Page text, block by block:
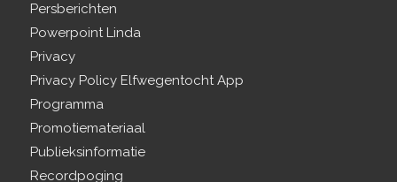
Persberichten
Powerpoint Linda
Privacy
Privacy Policy Elfwegentocht App
Programma
Promotiemateriaal
Publieksinformatie
Recordpoging